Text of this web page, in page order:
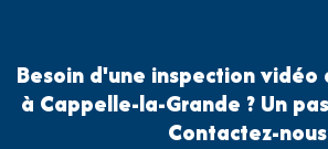
Besoin d'une inspection
à Cappelle-la-Grande ? Un
Contactez-nous